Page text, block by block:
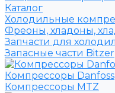
Каталог
Холодильные
Фреоны, хладоны,
Запчасти для
Запасные части Bitzer
Компрессоры Danfoss
Компрессоры MTZ